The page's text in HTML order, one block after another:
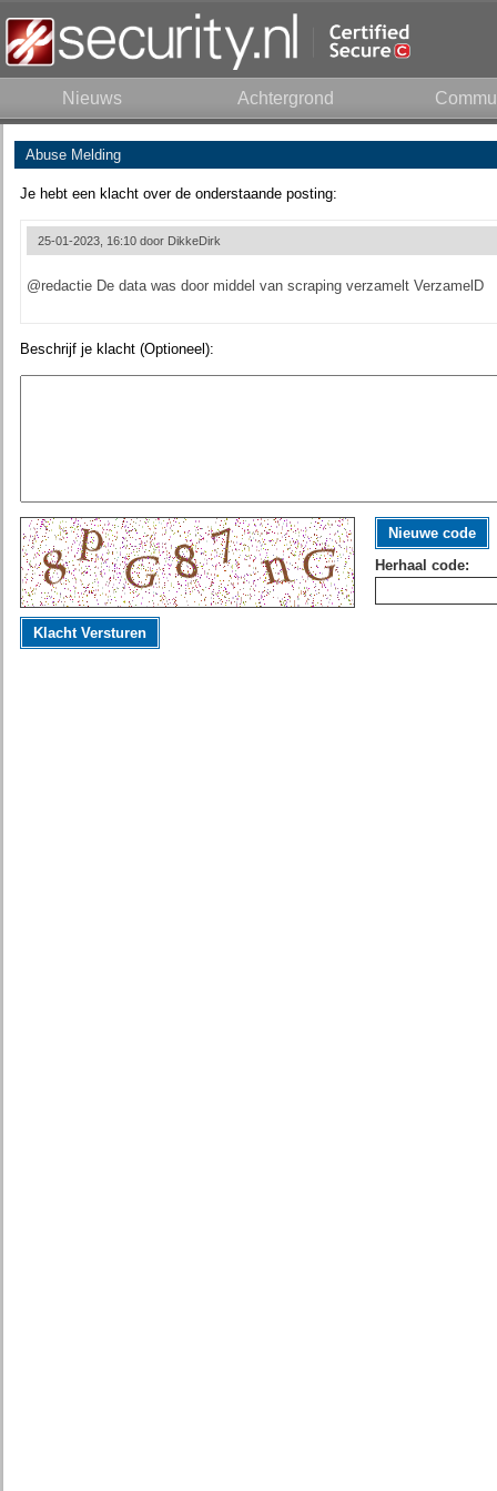
Nieuws Achtergrond
Abuse Melding
Je hebt een klacht over de onderstaande posting:
25-01-2023, 16:10 door DikkeDirk
@redactie De data was door middel van scraping verzamelt VerzamelD
Beschrijf je klacht (Optioneel):
Nieuwe code
Herhaal code:
Klacht Versturen